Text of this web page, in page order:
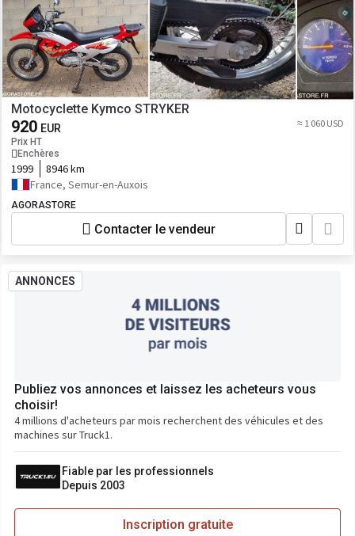
Motocyclette Kymco STRYKER
920 EUR
Prix HT
Enchères
≈ 1 060 USD
1999
8946 km
France, Semur-en-Auxois
AGORASTORE
Contacter le vendeur
ANNONCES
Publiez vos annonces et laissez les acheteurs vous
choisir!
4 millions d'acheteurs par mois recherchent des véhicules et des
machines sur Truck1.
Fiable par les professionnels
Depuis 2003
Inscription gratuite